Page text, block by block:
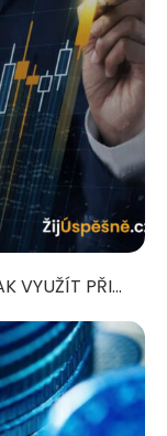
VYUŽÍT PŘI...